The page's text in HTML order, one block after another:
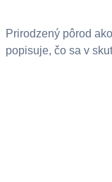
Prirodzený pôrod
popisuje, čo sa v